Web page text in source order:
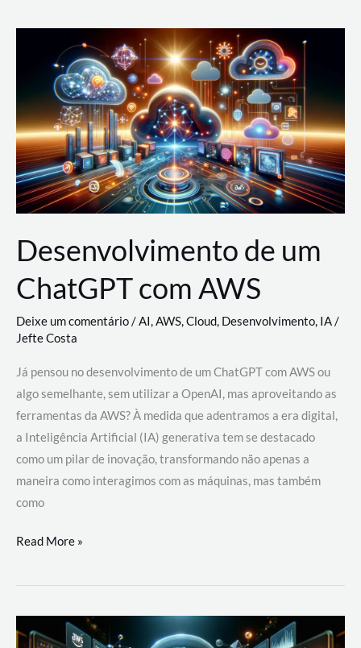
Nuvem:
Google
Cloud,
AWS
e
Azure
Desenvolvimento de um
ChatGPT com AWS
Deixe um comentário/AI,AWS,Cloud, Desenvolvimento, IA/
Jefte Costa
Já pensou no desenvolvimento de um ChatGPT com AWS ou
algo semelhante, sem utilizar a OpenAI, mas aproveitando as
ferramentas da AWS? À medida que adentramos a era digital,
a Inteligência Artificial (IA) generativa tem se destacado
como um pilar de inovação, transformando não apenas a
maneira como interagimos com as máquinas, mas também
como
Desenvolvimento
um
com
Read More »